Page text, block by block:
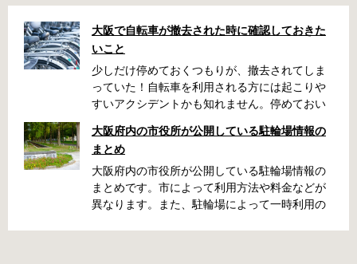
大阪で自転車が撤去された時に確認しておきた
いこと
少しだけ停めておくつもりが、撤去されてしま
っていた！自転車を利用される方には起こりや
すいアクシデントかも知れません。停めておい
い、なんてことになってしまうかも知れませ
ん。そんな時に役立つ情報をまとめました。事
前に確認しておきましょう。 守口市で撤去され
た場合 放置自転車大日保管所 住所 守口市大日
町4丁目281の3番地 電話 06-6902-2340（業務
大阪府内の市役所が公開している駐輪場情報の
まとめ
大阪府内の市役所が公開している駐輪場情報の
まとめです。市によって利用方法や料金などが
異なります。また、駐輪場によって一時利用の